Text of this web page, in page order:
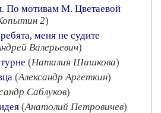
По мотивам М. Цветаевой
2)
меня не судите
Валерьевич)
(Наталия Шишкова)
(Александр Аргеткин)
Саблуков)
(Анатолий Петровичев)